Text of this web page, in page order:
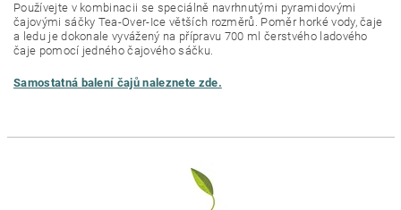
Používejte v kombinacii se speciálně navrhnutými pyramidovými
čajovými sáčky Tea-Over-Ice větších rozměrů. Poměr horké vody, čaje
a ledu je dokonale vyvážený na přípravu 700 ml čerstvého ladového
čaje pomocí jedného čajového sáčku.
Samostatná balení čajů naleznete zde.